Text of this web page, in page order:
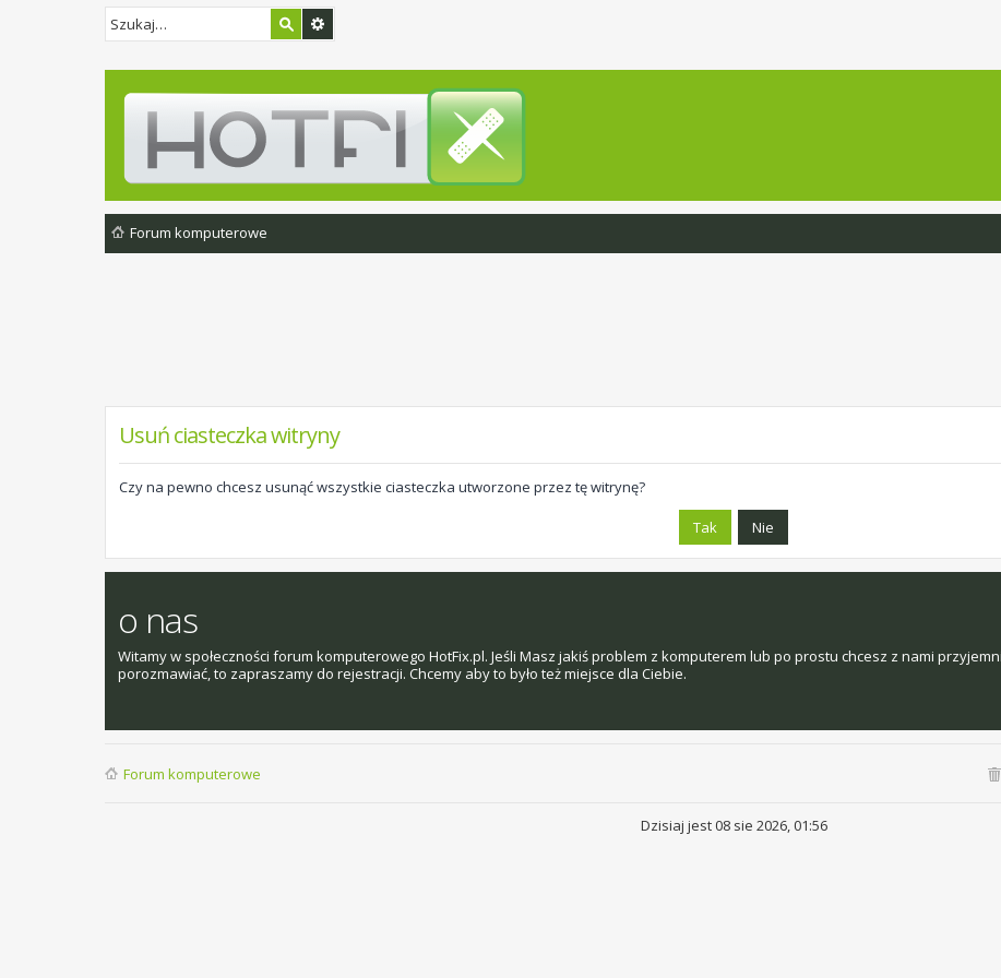
Forum komputerowe
Usuń ciasteczka witryny
Czy na pewno chcesz usunąć wszystkie ciasteczka utworzone przez tę witrynę?
o nas
Witamy w społeczności forum komputerowego HotFix.pl. Jeśli Masz jakiś problem z komputerem lub po prostu chcesz z nami
porozmawiać, to zapraszamy do rejestracji. Chcemy aby to było też miejsce dla Ciebie.
Forum komputerowe
Dzisiaj jest 08 sie 2026, 01:56